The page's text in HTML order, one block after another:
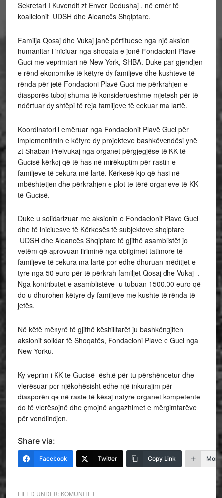
Sekretari I Kuvendit zt Enver Dedushaj , në emër të
koalicionit UDSH dhe Aleancës Shqiptare.
Familja Qosaj dhe Vukaj janë përfituese nga një aksion
humanitar i iniciuar nga shoqata e jonë Fondacioni Plave
Guci me veprimtari në New York, SHBA. Duke par gjendjen
e rënd ekonomike të këtyre dy familjeve dhe kushteve të
rënda për jetë Fondacioni Plavë Guci me përkrahjen e
diasporës tuboj shuma të konsiderueshme mjetesh për të
ndërtuar dy shtëpi të reja familjeve të cekuar ma lartë.
Koordinatori i emëruar nga Fondacionit Plavë Guci për
implementimin e këtyre dy projekteve bashkëvendësi ynë
zt Shaban Prelvukaj nga organet përgjegjëse të KK të
Gucisë kërkoj që të has në mirëkuptim për rastin e
familjeve të cekura më lartë. Kërkesë kjo që hasi në
mbështetjen dhe përkrahjen e plot te tërë organeve të KK
të Gucisë.
Duke u solidarizuar me aksionin e Fondacionit Plave Guci
dhe të iniciuesve të Kërkesës të subjekteve shqiptare
UDSH dhe Aleancës Shqiptare të gjithë asamblistët jo
vetëm që aprovuan liriminë nga obligimet tatimore të
familjeve të cekura ma lartë por edhe dhuruan mëditjet e
tyre nga 50 euro për të përkrah familjet Qosaj dhe Vukaj .
Nga kontributet e asamblistëve u tubuan 1500.00 euro që
do u dhurohen këtyre dy familjeve me kushte të rënda të
jetës.
Në këtë mënyrë të gjithë këshilltarët ju bashkëngjiten
aksionit solidar të Shoqatës, Fondacioni Plave e Guci nga
New Yorku.
Ky veprim i KK te Gucisë është për tu përshëndetur dhe
vlerësuar por njëkohësisht edhe një inkurajim për
diasporën qe në raste të kësaj natyre organet kompetente
do të vlerësojnë dhe çmojnë angazhimet e mërgimtarëve
për vendlindjen.
Share via:
Facebook Twitter Copy Link More
FILED UNDER: KOMUNITET